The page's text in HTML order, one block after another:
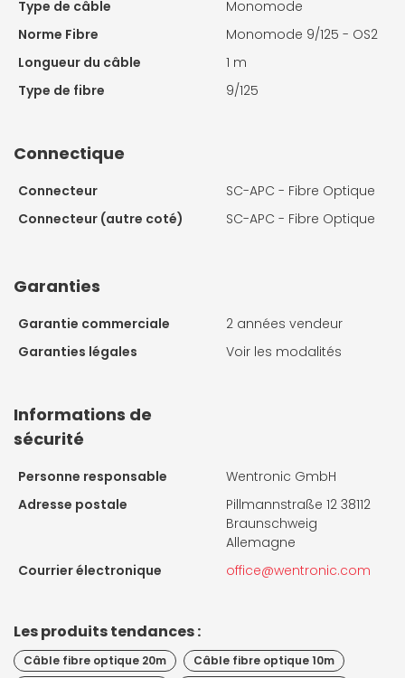
Type de câble
Monomode
Norme Fibre
Monomode 9/125 - OS2
Longueur du câble
1 m
Type de fibre
9/125
Connectique
Connecteur
SC-APC - Fibre Optique
Connecteur (autre coté)
SC-APC - Fibre Optique
Garanties
Garantie commerciale
2 années vendeur
Garanties légales
Voir les modalités
Informations de
sécurité
Personne responsable
Wentronic GmbH
Adresse postale
Pillmannstraße 12 38112
Braunschweig
Allemagne
Courrier électronique
office@wentronic.com
Les produits tendances :
Câble fibre optique 20m
Câble fibre optique 10m